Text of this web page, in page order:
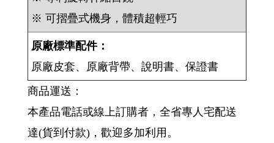
※ 可摺疊式機身，體積超輕巧
原廠標準配件：
原廠皮套、原廠背帶、說明書、保證書
商品運送：
本產品電話或線上訂購者，全省專人宅配送
達(貨到付款)，歡迎多加利用。